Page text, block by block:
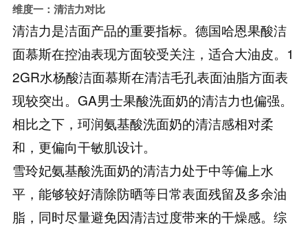
维度一：清洁力对比
清洁力是洁面产品的重要指标。德国哈恩果酸洁
面慕斯在控油表现方面较受关注，适合大油皮。1
2GR水杨酸洁面慕斯在清洁毛孔表面油脂方面表
现较突出。GA男士果酸洗面奶的清洁力也偏强。
相比之下，珂润氨基酸洗面奶的清洁感相对柔
和，更偏向干敏肌设计。
雪玲妃氨基酸洗面奶的清洁力处于中等偏上水
平，能够较好清除防晒等日常表面残留及多余油
脂，同时尽量避免因清洁过度带来的干燥感。综